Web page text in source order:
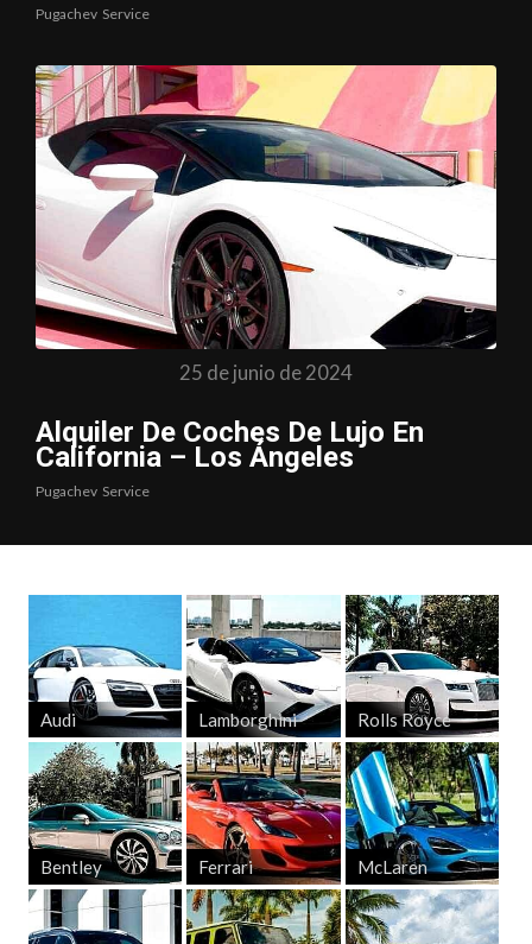
Pugachev Service
25 de junio de 2024
Alquiler De Coches De Lujo En
California – Los Ángeles
Pugachev Service
Audi Lamborghini Rolls Royce
Bentley Ferrari McLaren